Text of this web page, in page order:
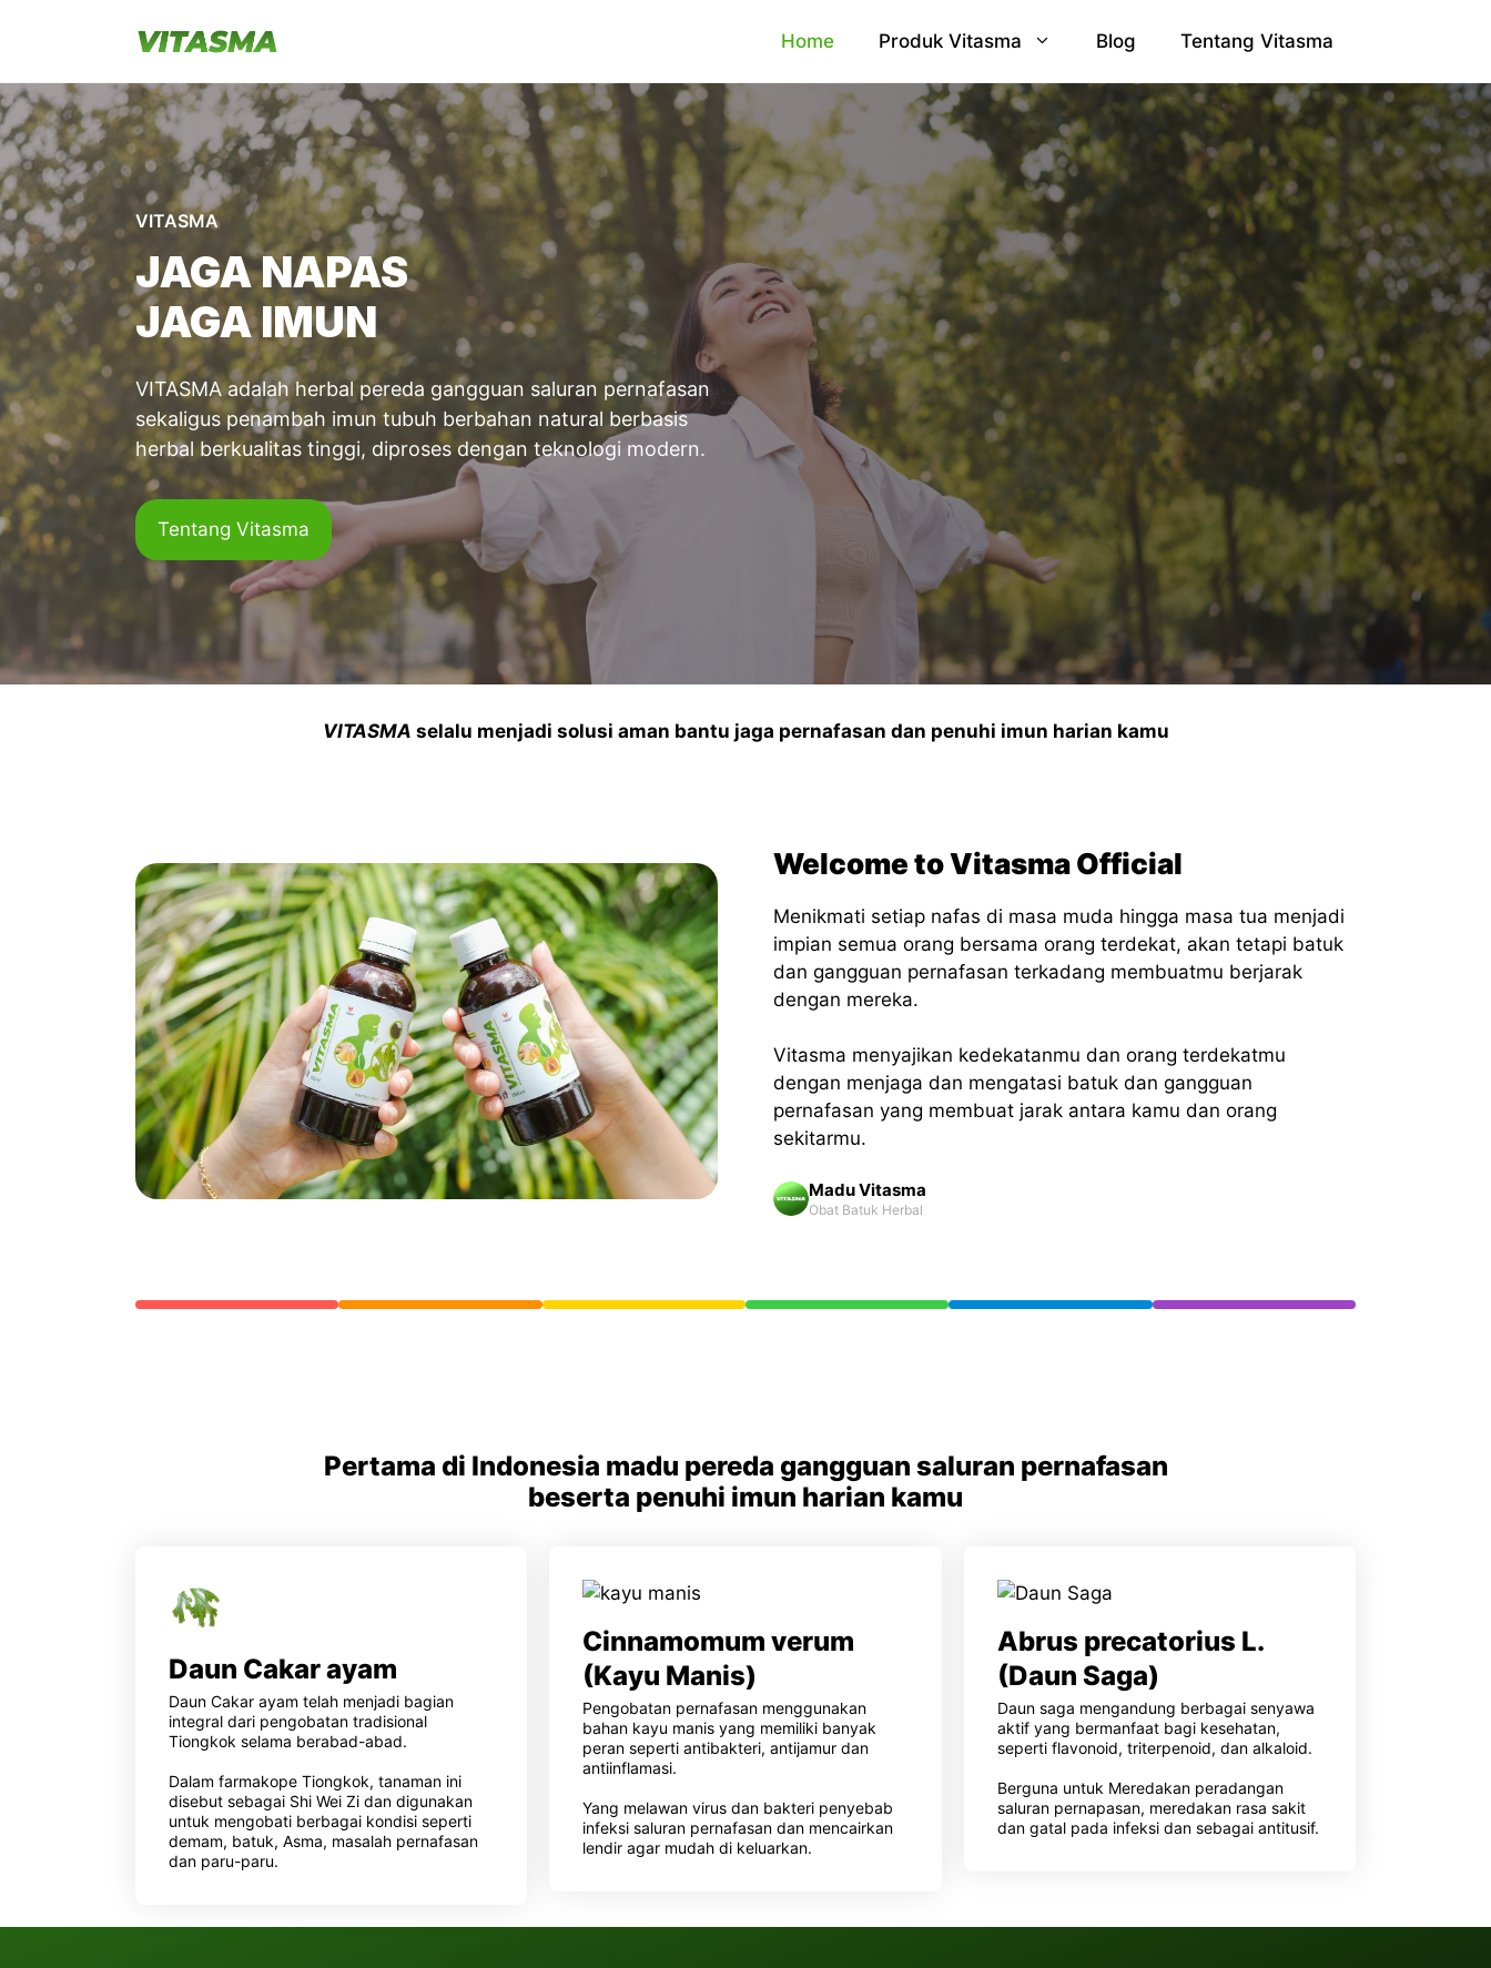
Home Produk Vitasma Blog Tentang Vitasma
VITASMA
JAGA NAPAS
JAGA IMUN
VITASMA adalah herbal pereda gangguan saluran pernafasan
sekaligus penambah imun tubuh berbahan natural berbasis
herbal berkualitas tinggi, diproses dengan teknologi modern.
Tentang Vitasma
VITASMA selalu menjadi solusi aman bantu jaga pernafasan dan penuhi imun harian kamu
Welcome to Vitasma Official
Menikmati setiap nafas di masa muda hingga masa tua menjadi
impian semua orang bersama orang terdekat, akan tetapi batuk
dan gangguan pernafasan terkadang membuatmu berjarak
dengan mereka.
Vitasma menyajikan kedekatanmu dan orang terdekatmu
dengan menjaga dan mengatasi batuk dan gangguan
pernafasan yang membuat jarak antara kamu dan orang
sekitarmu.
Madu Vitasma
Obat Batuk Herbal
Pertama di Indonesia madu pereda gangguan saluran pernafasan
beserta penuhi imun harian kamu
Daun Cakar ayam
Daun Cakar ayam telah menjadi bagian
integral dari pengobatan tradisional
Tiongkok selama berabad-abad.
Dalam farmakope Tiongkok, tanaman ini
disebut sebagai Shi Wei Zi dan digunakan
untuk mengobati berbagai kondisi seperti
demam, batuk, Asma, masalah pernafasan
dan paru-paru.
Cinnamomum verum
(Kayu Manis)
Pengobatan pernafasan menggunakan
bahan kayu manis yang memiliki banyak
peran seperti antibakteri, antijamur dan
antiinflamasi.
Yang melawan virus dan bakteri penyebab
infeksi saluran pernafasan dan mencairkan
lendir agar mudah di keluarkan.
Abrus precatorius L.
(Daun Saga)
Daun saga mengandung berbagai senyawa
aktif yang bermanfaat bagi kesehatan,
seperti flavonoid, triterpenoid, dan alkaloid.
Berguna untuk Meredakan peradangan
saluran pernapasan, meredakan rasa sakit
dan gatal pada infeksi dan sebagai antitusif.